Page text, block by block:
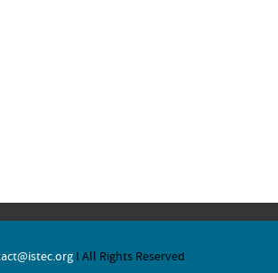
I All Rights Reserved